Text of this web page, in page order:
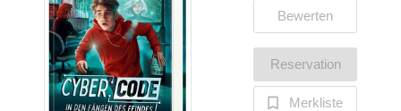
Bewerten
Reservation
Merkliste